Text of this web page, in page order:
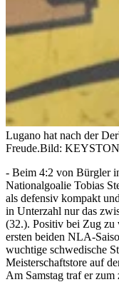
Lugano hat nach der
Freude.Bild:
- Beim 4:2 von Bürgler
Nationalgoalie Tobias
als defensiv kompakt
in Unterzahl nur das
(32.). Positiv bei Zug zu
ersten beiden NLA-
wuchtige schwedische
Meisterschaftstore auf
Am Samstag traf er